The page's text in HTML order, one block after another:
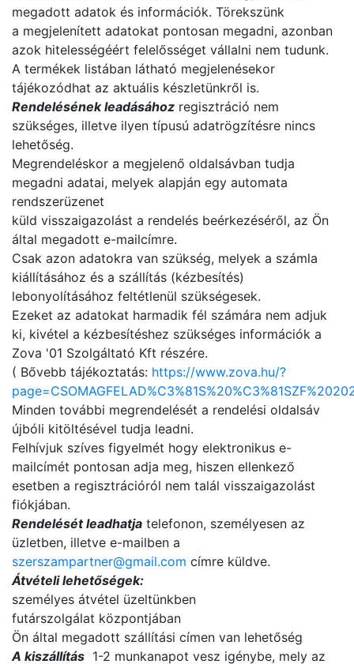
megadott adatok és információk. Törekszünk
a megjelenített adatokat pontosan megadni, azonban
azok hitelességéért felelősséget vállalni nem tudunk.
A termékek listában látható megjelenésekor
tájékozódhat az aktuális készletünkről is.
Rendelésének leadásához regisztráció nem
szükséges, illetve ilyen típusú adatrögzítésre nincs
lehetőség.
Megrendeléskor a megjelenő oldalsávban tudja
megadni adatai, melyek alapján egy automata
rendszerüzenet
küld visszaigazolást a rendelés beérkezéséről, az Ön
által megadott e-mailcímre.
Csak azon adatokra van szükség, melyek a számla
kiállításához és a szállítás (kézbesítés)
lebonyolításához feltétlenül szükségesek.
Ezeket az adatokat harmadik fél számára nem adjuk
ki, kivétel a kézbesítéshez szükséges információk a
Zova '01 Szolgáltató Kft részére.
( Bővebb tájékoztatás: https://www.zova.hu/?
Minden további megrendelését a rendelési oldalsáv
újbóli kitöltésével tudja leadni.
Felhívjuk szíves figyelmét hogy elektronikus e-
mailcímét pontosan adja meg, hiszen ellenkező
esetben a regisztrációról nem talál visszaigazolást
fiókjában.
Rendelését leadhatja telefonon, személyesen az
üzletben, illetve e-mailben a
szerszampartner@gmail.com címre küldve.
Átvételi lehetőségek:
személyes átvétel üzeltünkben
futárszolgálat központjában
Ön által megadott szállítási címen van lehetőség
A kiszállítás 1-2 munkanapot vesz igénybe, mely az